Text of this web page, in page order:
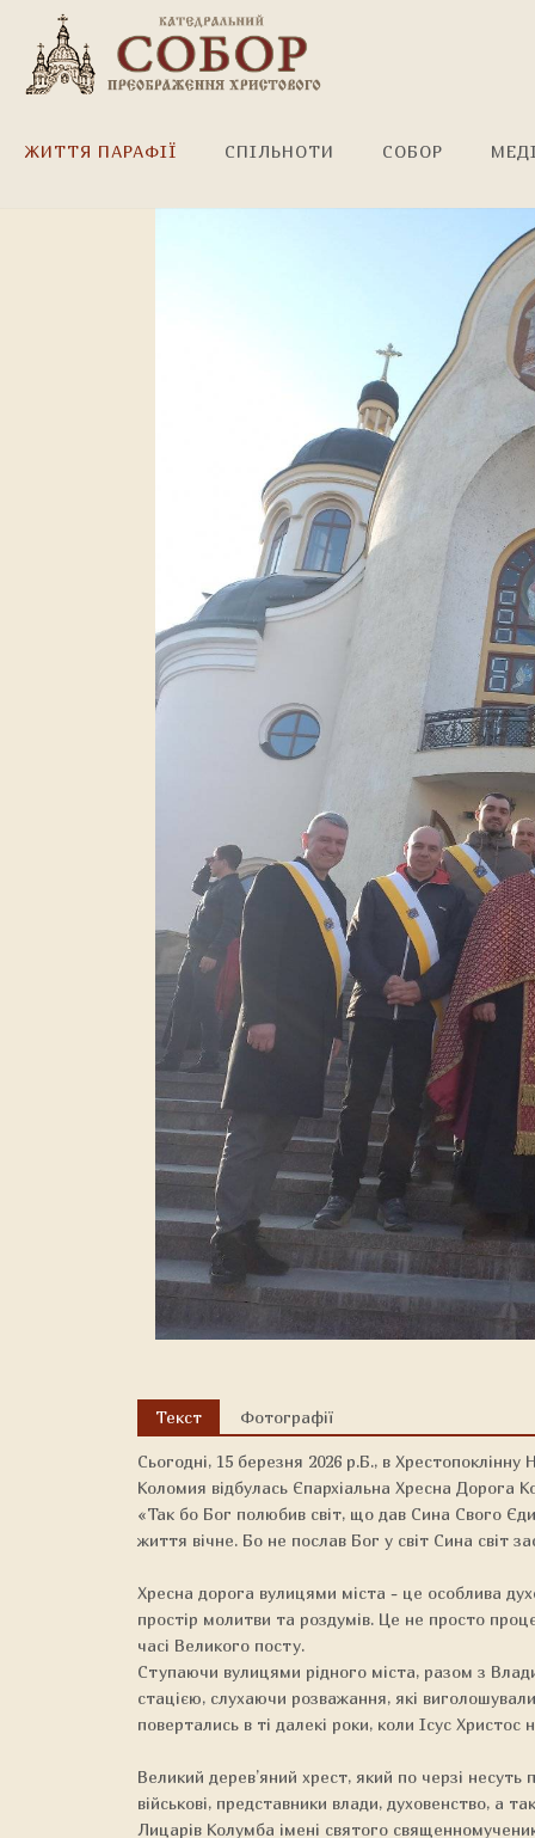
ЖИТТЯ ПАРАФІЇ СПІЛЬНОТИ СОБОР
Текст Фотографії
Сьогодні, 15 березня 2026 р.Б., в
Коломия відбулась Єпархіальна Хресна Дорога
«Так бо Бог полюбив світ, що дав Сина Свого
життя вічне. Бо не послав Бог у світ Сина світ
Хресна дорога вулицями міста - це особлива
простір молитви та роздумів. Це не просто
часі Великого посту.
Ступаючи вулицями рідного міста, разом з
стацією, слухаючи розважання, які
повертались в ті далекі роки, коли Ісус
Великий дерев’яний хрест, який по черзі несуть
військові, представники влади, духовенство, а
Лицарів Колумба імені святого